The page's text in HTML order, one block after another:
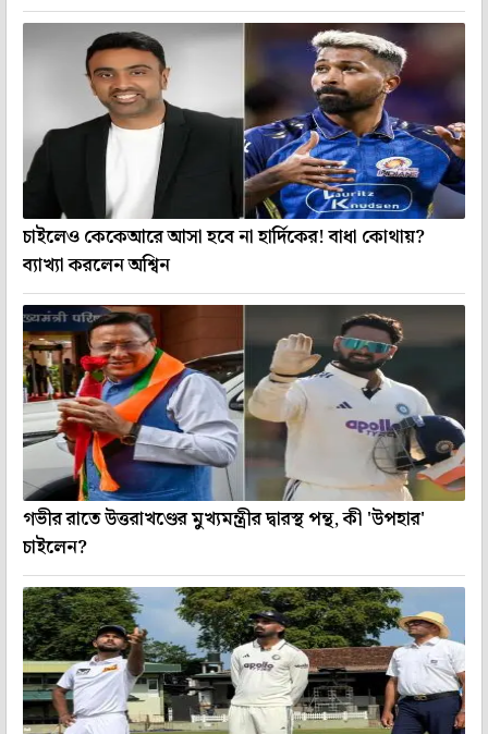
চাইলেও কেকেআরে আসা হবে না হার্দিকের! বাধা কোথায়?
ব্যাখ্যা করলেন অশ্বিন
গভীর রাতে উত্তরাখণ্ডের মুখ্যমন্ত্রীর দ্বারস্থ পন্থ, কী 'উপহার'
চাইলেন?